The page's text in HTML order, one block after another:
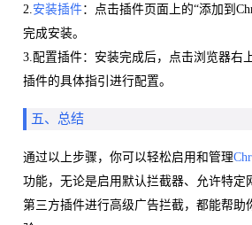
2. 安装插件：点击插件页面上的“添加到
完成安装。
3.配置插件：安装完成后，点击浏览器右
插件的具体指引进行配置。
五、总结
通过以上步骤，你可以轻松启用和管理
功能，无论是启用默认拦截器、允许特定
第三方插件进行高级广告拦截，都能帮助